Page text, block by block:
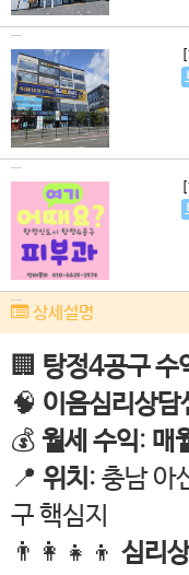
상세설명
🏢 탕정4공구 수
🧠 이음심리상담
💰 월세 수익 : 매
📍 위치 : 충남 아
구 핵심지
👨‍👩‍👧‍👦 심리